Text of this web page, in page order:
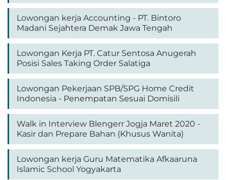
Lowongan kerja Accounting - PT. Bintoro
Madani Sejahtera Demak Jawa Tengah
Lowongan Kerja PT. Catur Sentosa Anugerah
Posisi Sales Taking Order Salatiga
Lowongan Pekerjaan SPB/SPG Home Credit
Indonesia - Penempatan Sesuai Domisili
Walk in Interview Blengerr Jogja Maret 2020 -
Kasir dan Prepare Bahan (Khusus Wanita)
Lowongan kerja Guru Matematika Afkaaruna
Islamic School Yogyakarta